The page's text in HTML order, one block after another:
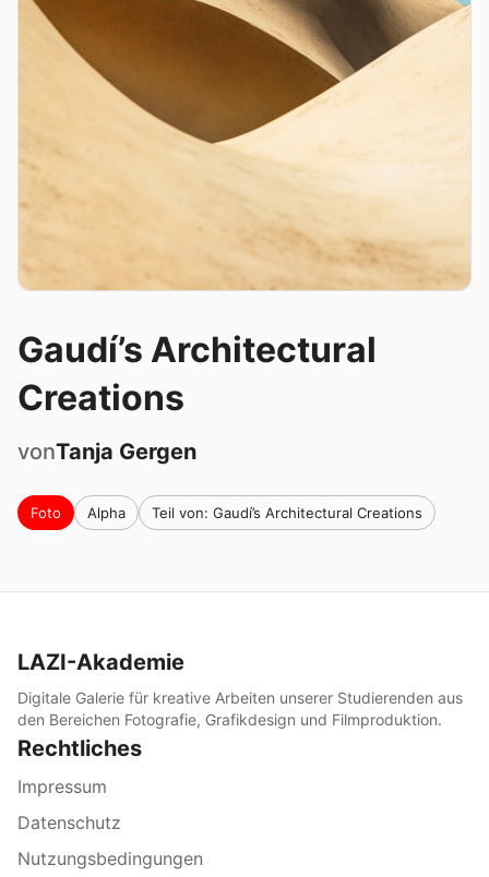
Gaudí’s Architectural
Creations
vonTanja Gergen
Foto Alpha Teil von: Gaudí’s Architectural Creations
LAZI-Akademie
Digitale Galerie für kreative Arbeiten unserer Studierenden aus
den Bereichen Fotografie, Grafikdesign und Filmproduktion.
Rechtliches
Impressum
Datenschutz
Nutzungsbedingungen